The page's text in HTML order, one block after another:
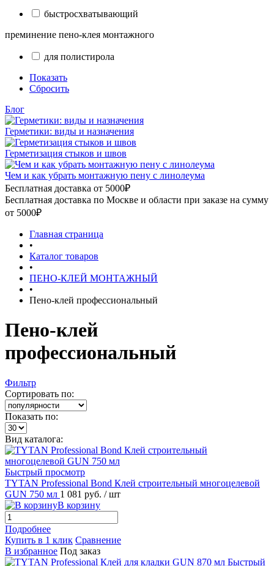
быстросхватывающий
преминение пено-клея монтажного
для полистирола
Показать
Сбросить
Блог
Герметики: виды и назначения
Герметизация стыков и швов
Чем и как убрать монтажную пену с линолеума
Бесплатная доставка от 5000₽
Бесплатная доставка по Москве и области при заказе на сумму
от 5000₽
Главная страница
•
Каталог товаров
•
ПЕНО-КЛЕЙ МОНТАЖНЫЙ
•
Пено-клей профессиональный
Пено-клей
профессиональный
Фильтр
Сортировать по:
Показать по:
Вид каталога:
Быстрый просмотр
TYTAN Professional Bond Клей строительный многоцелевой
GUN 750 мл 1 081 руб. / шт
В корзину
Подробнее
Купить в 1 клик Сравнение
В избранное Под заказ
Быстрый